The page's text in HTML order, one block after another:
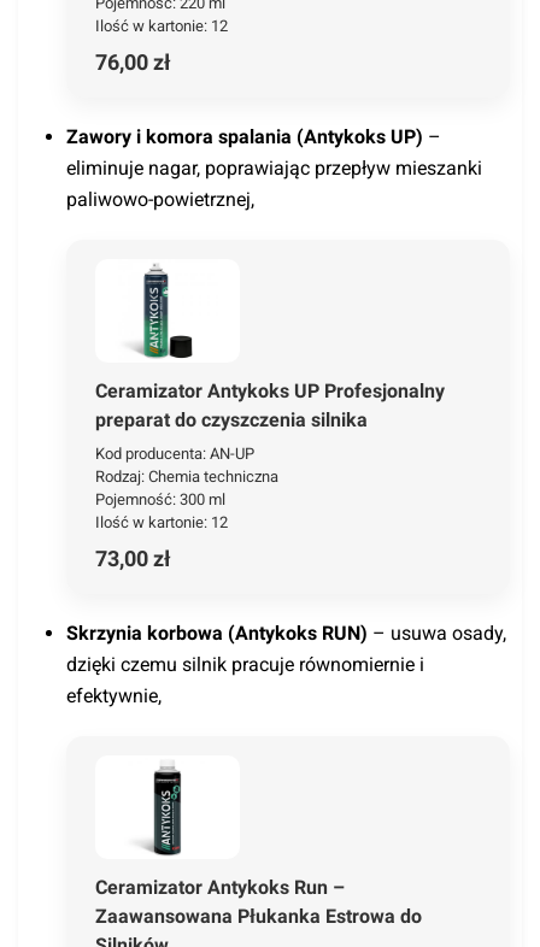
Ilość w kartonie: 12
76,00 zł
Zawory i komora spalania (Antykoks UP) –
eliminuje nagar, poprawiając przepływ mieszanki
paliwowo-powietrznej,
Ceramizator Antykoks UP Profesjonalny
preparat do czyszczenia silnika
Kod producenta: AN-UP
Rodzaj: Chemia techniczna
Pojemność: 300 ml
Ilość w kartonie: 12
73,00 zł
Skrzynia korbowa (Antykoks RUN) – usuwa osady,
dzięki czemu silnik pracuje równomiernie i
efektywnie,
Ceramizator Antykoks Run –
Zaawansowana Płukanka Estrowa do